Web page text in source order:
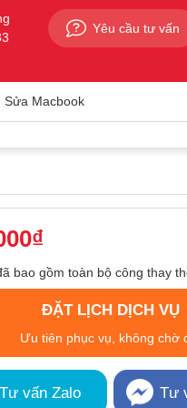
Yêu cầu tư vấn
Sửa Macbook
bao gồm toàn bộ công thay
ĐẶT LỊCH DỊCH VỤ
Ưu tiên phục vụ, không chờ
Tư vấn Zalo Tư